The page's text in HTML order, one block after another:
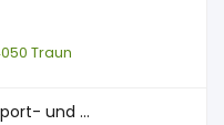
Traun
und ...